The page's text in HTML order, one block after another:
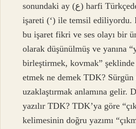
sonundaki ay (ع) harfi Türkçede bir kesme
işareti (‘) ile temsil ediliyordu.
bu işaret fikri ve ses olayı bir
olarak düşünülmüş ve yanına
birleştirmek, kovmak” şeklinde
etmek ne demek TDK?
uzaklaştırmak anlamına gelir.
yazılır TDK? TDK’ya göre
kelimesinin doğru yazımı